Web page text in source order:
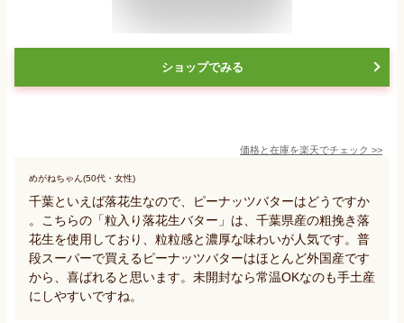
ショップでみる
価格と在庫を楽天でチェック >>
めがねちゃん(50代・女性)
千葉といえば落花生なので、ピーナッツバターはどうですか
。こちらの「粒入り落花生バター」は、千葉県産の粗挽き落
花生を使用しており、粒粒感と濃厚な味わいが人気です。普
段スーパーで買えるピーナッツバターはほとんど外国産です
から、喜ばれると思います。未開封なら常温OKなのも手土産
にしやすいですね。